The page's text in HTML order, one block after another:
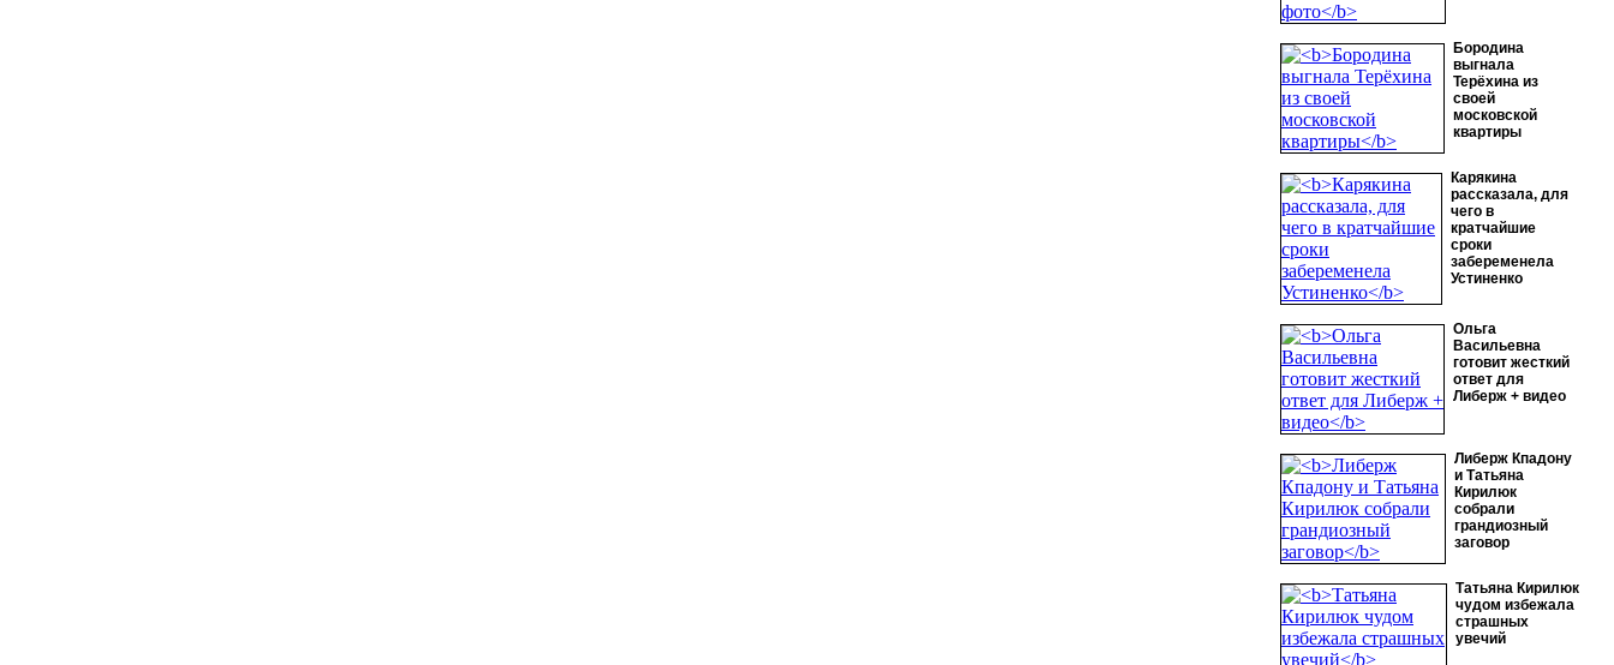
Бородина
выгнала
Терёхина из
своей
московской
квартиры
Карякина
рассказала, для
чего в
кратчайшие
сроки
забеременела
Устиненко
Ольга
Васильевна
готовит жесткий
ответ для
Либерж + видео
Либерж Кпадону
и Татьяна
Кирилюк
собрали
грандиозный
заговор
Татьяна Кирилюк
чудом избежала
страшных
увечий